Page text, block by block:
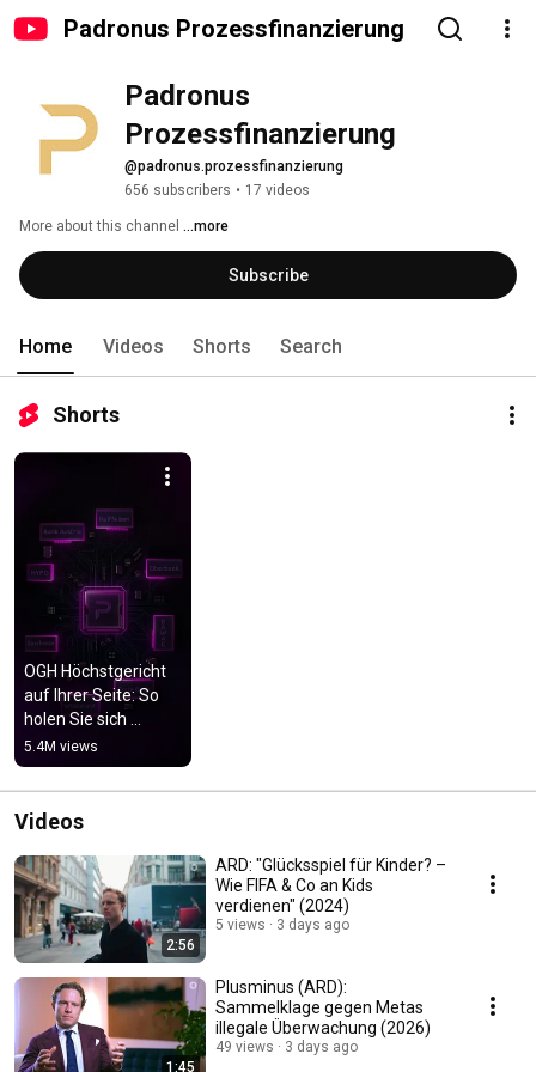
Padronus Prozessfinanzierung
Padronus
Prozessfinanzierung
@padronus.prozessfinanzierung
656 subscribers • 17 videos
More about this channel ...more
Subscribe
Home Videos Shorts Search
Shorts
OGH Höchstgericht
auf Ihrer Seite: So
holen Sie sich
Kreditgebühren
zurück
5.4M views
Videos
2:56
ARD: "Glücksspiel für Kinder? –
Wie FIFA & Co an Kids
verdienen" (2024)
5 views 3 days ago
1:45
Plusminus (ARD):
Sammelklage gegen Metas
illegale Überwachung (2026)
49 views 3 days ago